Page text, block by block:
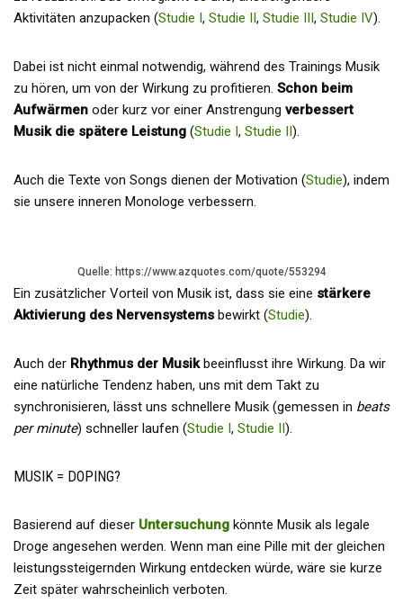
Aktivitäten anzupacken (Studie I, Studie II, Studie III, Studie IV).
Dabei ist nicht einmal notwendig, während des Trainings Musik
zu hören, um von der Wirkung zu profitieren. Schon beim
Aufwärmen oder kurz vor einer Anstrengung verbessert
Musik die spätere Leistung (Studie I, Studie II).
Auch die Texte von Songs dienen der Motivation (Studie), indem
sie unsere inneren Monologe verbessern.
Quelle: https://www.azquotes.com/quote/553294
Ein zusätzlicher Vorteil von Musik ist, dass sie eine stärkere
Aktivierung des Nervensystems bewirkt (Studie).
Auch der Rhythmus der Musikbeeinflusst ihre Wirkung. Da wir
eine natürliche Tendenz haben, uns mit dem Takt zu
synchronisieren, lässt uns schnellere Musik (gemessen in beats
per minute) schneller laufen (Studie I, Studie II).
MUSIK = DOPING?
Basierend auf dieser Untersuchung könnte Musik als legale
Droge angesehen werden. Wenn man eine Pille mit der gleichen
leistungssteigernden Wirkung entdecken würde, wäre sie kurze
Zeit später wahrscheinlich verboten.